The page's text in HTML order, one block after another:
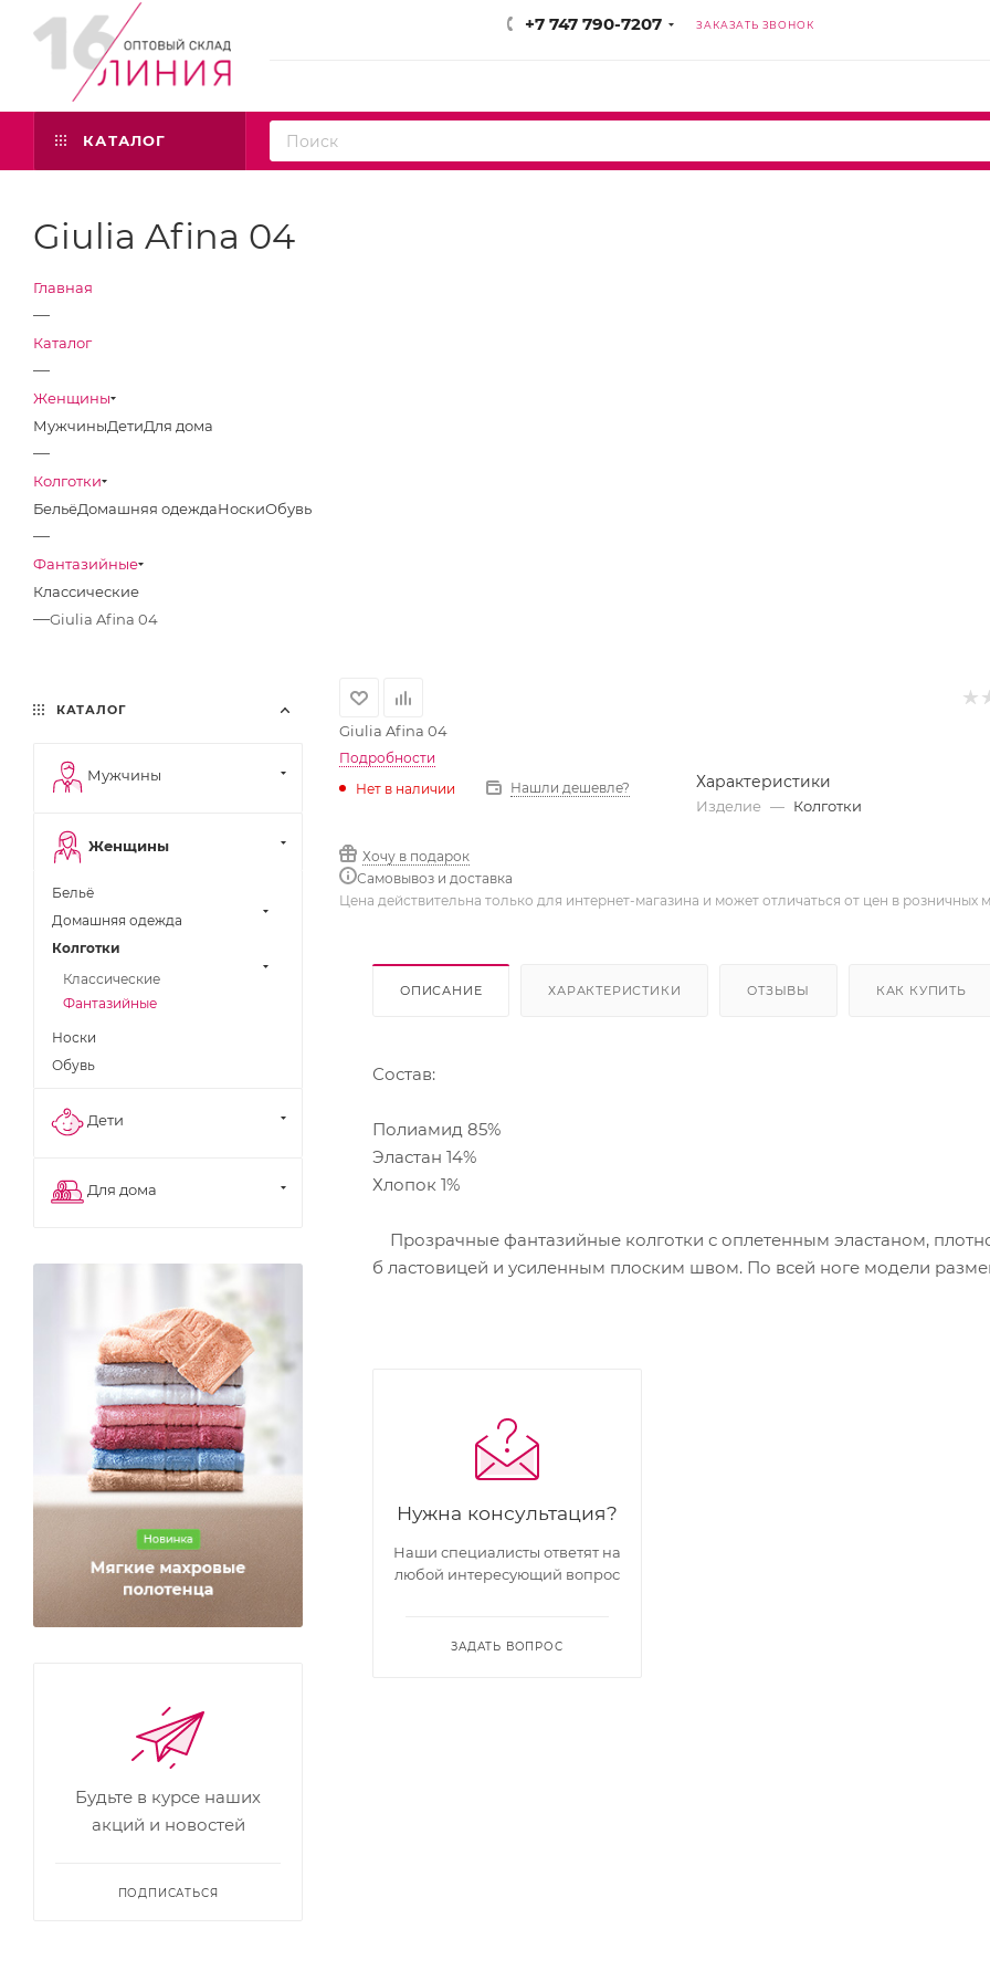
+7 747 790-7207 ЗАКАЗАТЬ ЗВОНОК
КАТАЛОГ
Giulia Afina 04
Главная
—
Каталог
—
Женщины
МужчиныДетиДля дома
—
Колготки
БельёДомашняя одеждаНоскиОбувь
—
Фантазийные
Классические
—Giulia Afina 04
Giulia Afina 04
Подробности
Нет в наличии
Нашли дешевле?
Хочу в подарок
Самовывоз и доставка
Характеристики
Изделие — Колготки
Цена действительна только для интернет-магазина и может отличаться от цен в розничных
ОПИСАНИЕ ХАРАКТЕРИСТИКИ ОТЗЫВЫ КАК КУПИТЬ
Состав:
Полиамид 85%
Эластан 14%
Хлопок 1%
Прозрачные фантазийные колготки с оплетенным эластаном,
б ластовицей и усиленным плоским швом. По всей ноге модели
Нужна консультация?
Наши специалисты ответят на
любой интересующий вопрос
ЗАДАТЬ ВОПРОС
КАТАЛОГ
Мужчины
Женщины
Бельё
Домашняя одежда
Колготки
Классические
Фантазийные
Носки
Обувь
Дети
Для дома
Будьте в курсе наших
акций и новостей
ПОДПИСАТЬСЯ